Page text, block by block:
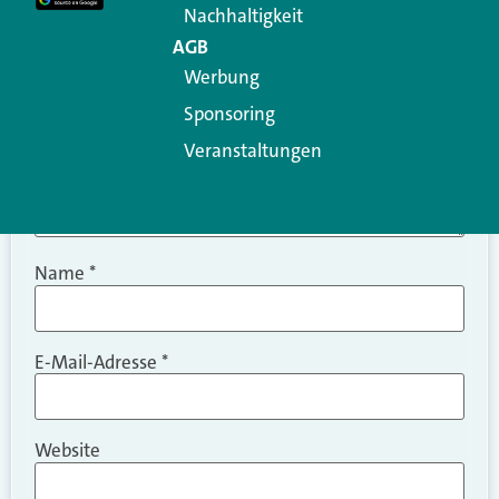
Name *
E-Mail-Adresse *
Website
Nachhaltigkeit
AGB
Werbung
Sponsoring
Veranstaltungen